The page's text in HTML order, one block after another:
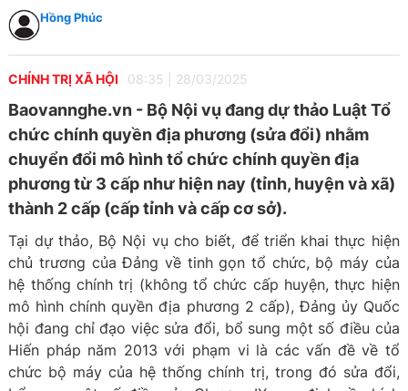
Hồng Phúc
CHÍNH TRỊ XÃ HỘI 08:35 28/03/2025
Baovannghe.vn - Bộ Nội vụ đang dự thảo Luật Tổ
chức chính quyền địa phương (sửa đổi) nhằm
chuyển đổi mô hình tổ chức chính quyền địa
phương từ 3 cấp như hiện nay (tỉnh, huyện và xã)
thành 2 cấp (cấp tỉnh và cấp cơ sở).
Tại dự thảo, Bộ Nội vụ cho biết, để triển khai thực hiện
chủ trương của Đảng về tinh gọn tổ chức, bộ máy của
hệ thống chính trị (không tổ chức cấp huyện, thực hiện
mô hình chính quyền địa phương 2 cấp), Đảng ủy Quốc
hội đang chỉ đạo việc sửa đổi, bổ sung một số điều của
Hiến pháp năm 2013 với phạm vi là các vấn đề về tổ
chức bộ máy của hệ thống chính trị, trong đó sửa đổi,